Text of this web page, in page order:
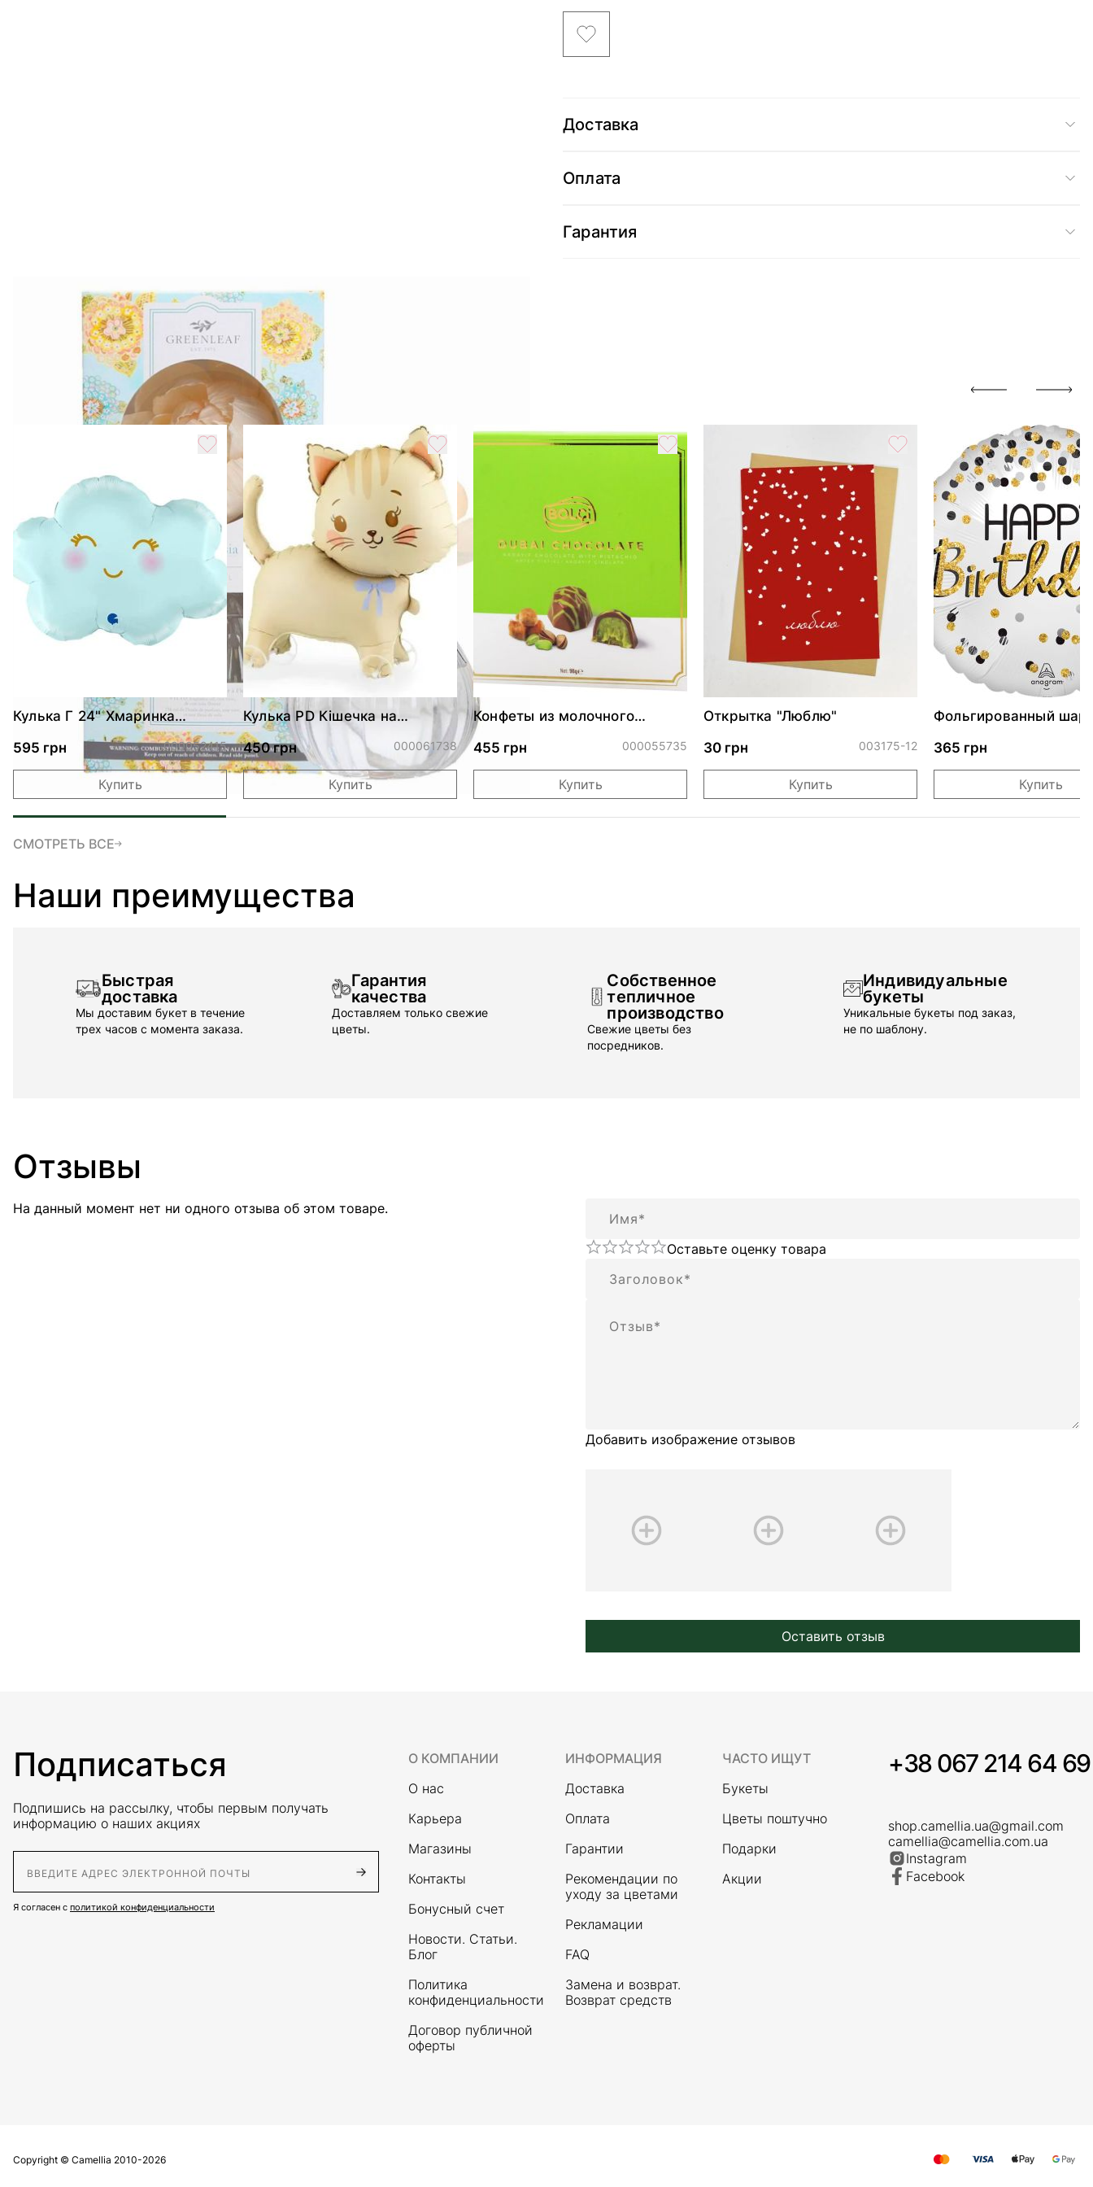
Доставка
Оплата
Гарантия
Характеристика
0.5 кг
Похожие товары
Кулька Г 24" Хмаринка
595 грн
000052415
Купить
Кулька PD Кішечка на
колесах 61х65 см ПАК
450 грн
000061738
Купить
Конфеты из молочного
шоколада "Bolçi" с катаифи и
фисташковым кремом 96 г
455 грн 000055735
Купить
Открытка "Люблю"
30 грн
003175-12
Купить
Фольгированный
365 грн
Купить
СМОТРЕТЬ ВСЕ
Наши преимущества
Быстрая
доставка
Мы доставим букет в течение
трех часов с момента заказа.
Гарантия
качества
Доставляем только свежие
цветы.
Собственное
тепличное
производство
Свежие цветы без
посредников.
Индивидуальные
букеты
Уникальные букеты под заказ,
не по шаблону.
Отзывы
На данный момент нет ни одного отзыва об этом товаре.
Оставьте оценку товара
Добавить изображение отзывов
Оставить отзыв
Подписаться
Подпишись на рассылку, чтобы первым получать
информацию о наших акциях
Я согласен с политикой конфиденциальности
О КОМПАНИИ
О нас
Карьера
Магазины
Контакты
Бонусный счет
Новости. Статьи.
Блог
Политика
конфиденциальности
Договор публичной
оферты
ИНФОРМАЦИЯ
Доставка
Оплата
Гарантии
Рекомендации по
уходу за цветами
Рекламации
FAQ
Замена и возврат.
Возврат средств
ЧАСТО ИЩУТ
Букеты
Цветы поштучно
Подарки
Акции
+38 067 214 64 69
shop.camellia.ua@gmail.com
camellia@camellia.com.ua
Instagram
Facebook
Copyright © Сamellia 2010-2026